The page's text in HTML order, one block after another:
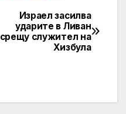
Израел засилва
ударите в Ливан
срещу служител на
Хизбула